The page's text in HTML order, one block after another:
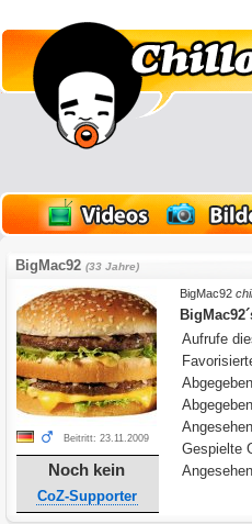
BigMac92(33 Jahre)
Beitritt: 23.11.2009
Noch kein
CoZ-Supporter
BigMac92
Aufrufe
Gespielte